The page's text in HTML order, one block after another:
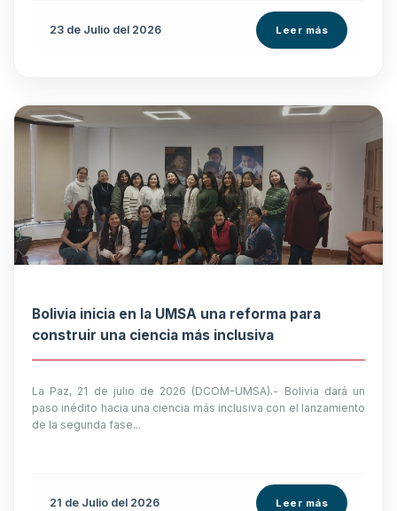
23 de Julio del 2026 Leer más
Bolivia inicia en la UMSA una reforma para
construir una ciencia más inclusiva
La Paz, 21 de julio de 2026 (DCOM-UMSA).- Bolivia dará un
paso inédito hacia una ciencia más inclusiva con el lanzamiento
de la segunda fase...
21 de Julio del 2026 Leer más